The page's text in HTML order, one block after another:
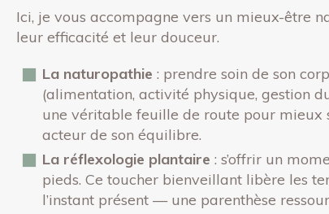
Ici, je vous accompagne vers un mieux-être
leur efficacité et leur douceur.
La naturopathie : prendre soin de son
(alimentation, activité physique, gestion
une véritable feuille de route pour mieux
acteur de son équilibre.
La réflexologie plantaire : s’offrir un
pieds. Ce toucher bienveillant libère les
l’instant présent — une parenthèse